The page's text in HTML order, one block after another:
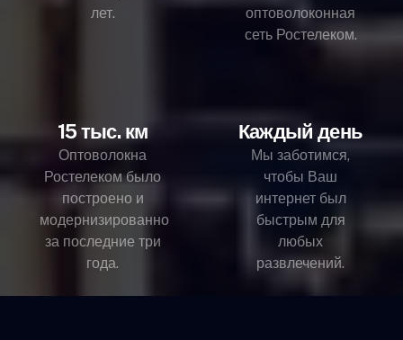
лет.
оптоволоконная
сеть Ростелеком.
15 тыс. км
Оптоволокна
Ростелеком было
построено и
модернизированно
за последние три
года.
Каждый день
Мы заботимся,
чтобы Ваш
интернет был
быстрым для
любых
развлечений.